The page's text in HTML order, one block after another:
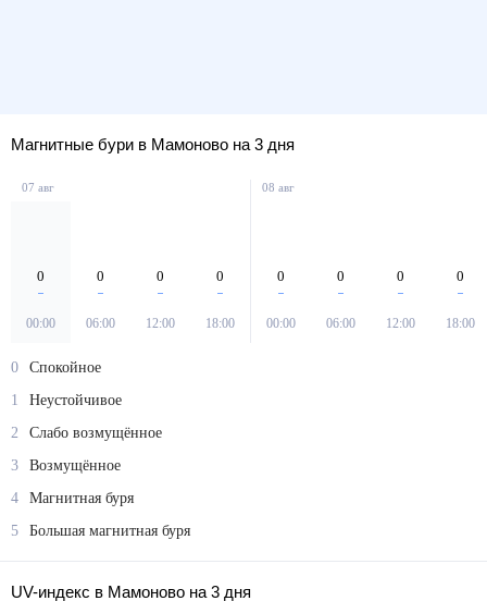
Магнитные бури в Мамоново на 3 дня
07 авг
0
00:00
0
06:00
0
12:00
0
18:00
08 авг
0
00:00
0
06:00
0
12:00
0
18:00
0
Спокойное
1
Неустойчивое
2
Слабо возмущённое
3
Возмущённое
4
Магнитная буря
5
Большая магнитная буря
UV-индекс в Мамоново на 3 дня